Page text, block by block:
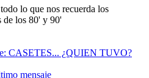
lo que nos recuerda los
de los 80' y 90'
CASETES... ¿QUIEN TUVO?
mensaje